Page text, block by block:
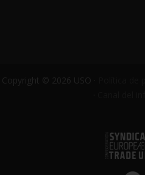
Copyright © 2026 USO ·